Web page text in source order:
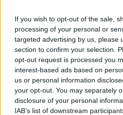
If you wish to opt-out of the sale,
processing of your personal or
targeted advertising by us, please
section to confirm your selection.
opt-out request is processed you
interest-based ads based on
us or personal information
your opt-out. You may separately
disclosure of your personal
IAB’s list of downstream
Ακολουθήστε το E-
και μάθετε πρώτοιτα πιο